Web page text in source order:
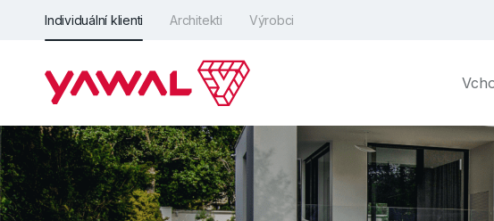
Individuální klienti Architekti Výrobci